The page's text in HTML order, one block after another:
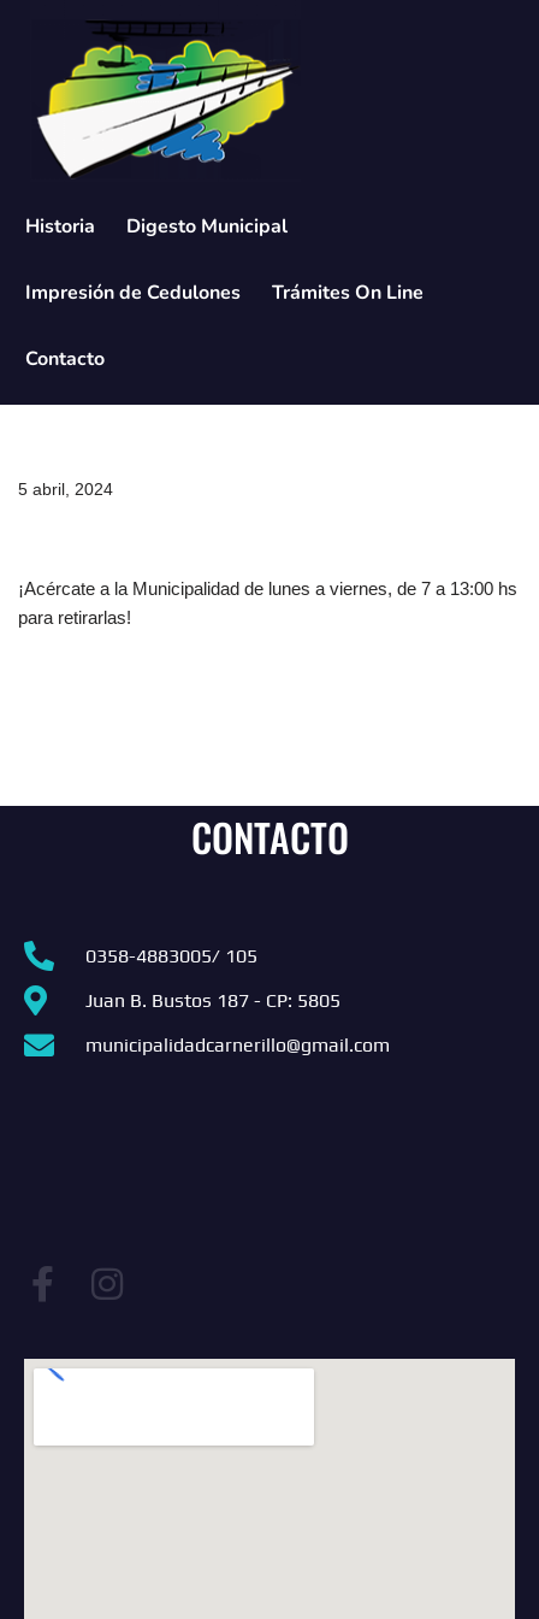
contenido
Historia Digesto Municipal
Impresión de Cedulones Trámites On Line
Contacto
5 abril, 2024
¡Acércate a la Municipalidad de lunes a viernes, de 7 a 13:00 hs
para retirarlas!
CONTACTO
0358-4883005/ 105
Juan B. Bustos 187 - CP: 5805
municipalidadcarnerillo@gmail.com